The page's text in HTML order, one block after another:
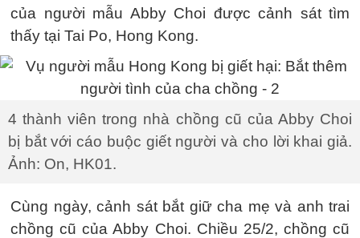
của người mẫu Abby Choi được cảnh sát tìm
thấy tại Tai Po, Hong Kong.
4 thành viên trong nhà chồng cũ của Abby Choi
bị bắt với cáo buộc giết người và cho lời khai giả.
Ảnh: On, HK01.
Cùng ngày, cảnh sát bắt giữ cha mẹ và anh trai
chồng cũ của Abby Choi. Chiều 25/2, chồng cũ